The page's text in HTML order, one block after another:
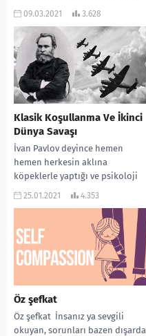
doğamızda var gibi...
09.03.2021 3.628
Klasik Koşullanma Ve İkinci
Dünya Savaşı
İvan Pavlov deyince hemen
hemen herkesin aklına
köpeklerle yaptığı ve psikoloji
tarihine geçen o meşhur deney
25.01.2021 4.353
Öz şefkat
Öz şefkat İnsanız ya sevgili
okuyan, sorunları bazen dışarda